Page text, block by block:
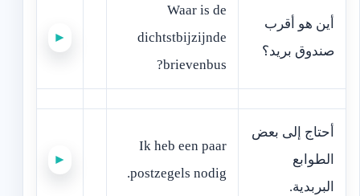
‫أين هو أقرب
صندوق بريد؟‬
Waar is de
dichtstbijzijnde
brievenbus?
►
‫أحتاج إلى بعض
الطوابع
البربدية.‬
Ik heb een paar
postzegels nodig.
►